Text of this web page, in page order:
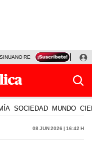
SINUANO RESULTADOS HOY
SOCIEDAD MUNDO
08 Jun 2026 | 16:42 h